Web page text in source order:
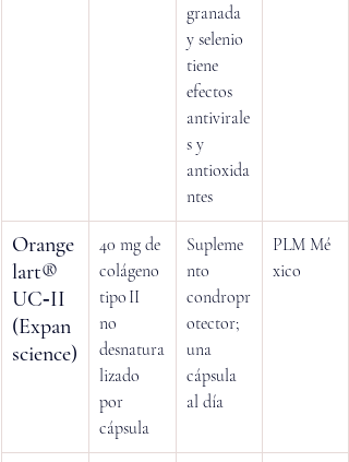
granada
y selenio
tiene
efectos
antivirale
s y
antioxida
ntes
Orange
lart®
UC‑II
(Expan
science)
40 mg de
colágeno
tipo II
no
desnatura
lizado
por
cápsula
Supleme
nto
condropr
otector;
una
cápsula
al día
PLM Mé
xico